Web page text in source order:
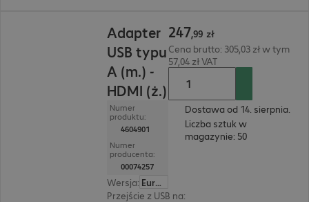
Adapter
USB typu
A (m.) -
HDMI (ż.)
Numer
produktu:
4604901
Numer
producenta:
00074257
Wersja:
Europa
Przejście z USB na:
247,99 zł
Cena brutto: 305,03 zł w tym
57,04 zł VAT
Dostawa od 14. sierpnia.
Liczba sztuk w
magazynie: 50